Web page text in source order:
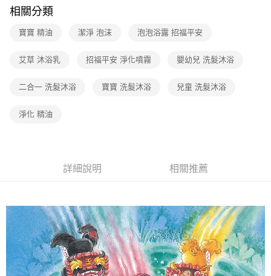
1.本服務由台灣大哥大提供，台灣大哥大用戶可立即使用無須另外申請。
2.付款方式選擇「大哥付你分期」，訂單成立後會自動跳轉到大哥付的交易
流程，驗證手機門號後，選擇欲分期的期數、繳款截止日，確認付款後即完
成交易。
4.訂單成立30分鐘內，如未前往確認交易或遇審核未通過，訂單將自動取
法說明評估內容。
【繳款方式說明】
醒簡訊。
1.本服務係由「台灣大哥大股份有限公司」（以下簡稱本公司）所提供，讓
資料（包含姓名、電話或地址）提供予台灣大哥大進項蒐集、處理及利用，
由本公司與您本人進行分期帳單所需資料之確認、核對及更正。
3.完整用戶服務條款，請詳閱以下連結：https://oppay.tw/userRule
相關說明
【關於「AFTEE先享後付」】
１．簡單：不需註冊會員、不需綁卡、不需儲值。
３．安心：先確認商品／服務後，再付款。
１．於結帳方式選擇「AFTEE先享後付」後，將跳轉至「AFTEE先享後付」
ATM／網路銀行／等多元方式進行付款，方視為交易完成。
※ 請注意：結帳手續完成當下不需立刻繳費，但若您需要取消訂單，請聯絡
※ 交易是否成功請以「AFTEE先享後付 」之結帳頁面顯示為準，若有關於
是否繳費成功／繳費後需取消欲退款等相關疑問，請聯繫「AFTEE先享後付
客戶支援中心」https://netprotections.freshdesk.com/support/home
【注意事項】
１．透過由恩沛科技股份有限公司提供之「AFTEE先享後付」服務完成之交
易，需依本服務之必要範圍內提供個人資料，並將交易相關給付款項請求債
貨到付款
運送方式
全家取貨付款
每筆NT$60，滿NT$100(含以上)免運費
免運費
外島宅配 - 黑貓／大榮
免運費
內湖體驗館 (先LINE小編再下單，限當日自取)
相關分類
寶寶 精油 潔淨 泡沫 泡泡浴露 招福平安
艾草 沐浴乳 招福平安 淨化噴霧 嬰幼兒 洗髮沐浴
二合一 洗髮沐浴 寶寶 洗髮沐浴 兒童 洗髮沐浴
淨化 精油
詳細說明 相關推薦